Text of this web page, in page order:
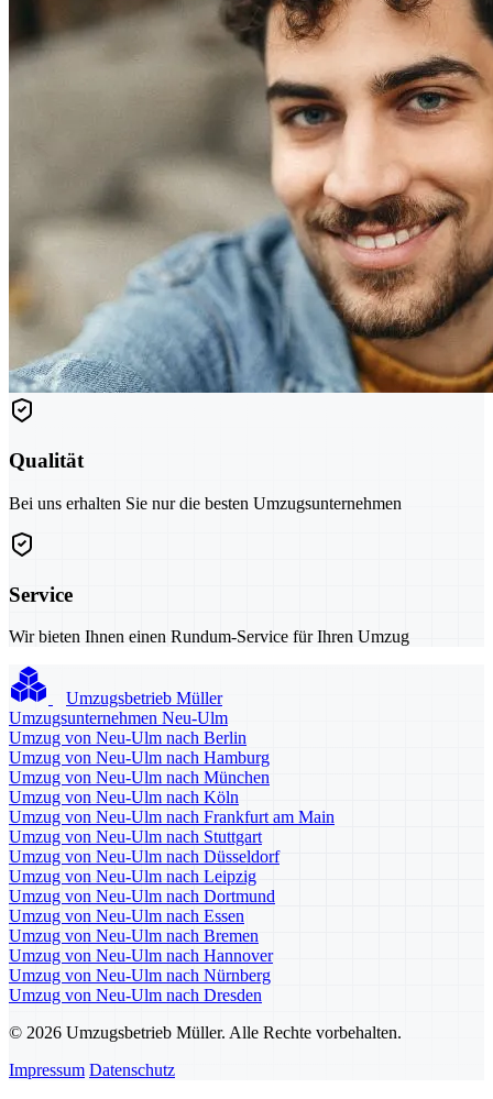
Qualität
Bei uns erhalten Sie nur die besten Umzugsunternehmen
Service
Wir bieten Ihnen einen Rundum-Service für Ihren Umzug
Umzugsbetrieb Müller
Umzugsunternehmen Neu-Ulm
Umzug von Neu-Ulm nach Berlin
Umzug von Neu-Ulm nach Hamburg
Umzug von Neu-Ulm nach München
Umzug von Neu-Ulm nach Köln
Umzug von Neu-Ulm nach Frankfurt am Main
Umzug von Neu-Ulm nach Stuttgart
Umzug von Neu-Ulm nach Düsseldorf
Umzug von Neu-Ulm nach Leipzig
Umzug von Neu-Ulm nach Dortmund
Umzug von Neu-Ulm nach Essen
Umzug von Neu-Ulm nach Bremen
Umzug von Neu-Ulm nach Hannover
Umzug von Neu-Ulm nach Nürnberg
Umzug von Neu-Ulm nach Dresden
© 2026 Umzugsbetrieb Müller. Alle Rechte vorbehalten.
Impressum Datenschutz